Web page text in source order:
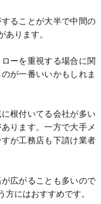
ることが大半で中間の
ります。
ーを重視する場合に関
が一番いいかもしれま
根付いてる会社が多い
ります。一方で大手メ
が工務店も下請け業者
広がることも多いので
にはおすすめです。